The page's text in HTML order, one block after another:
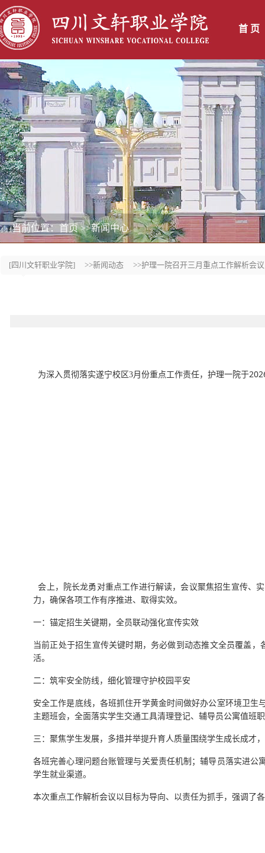
[四川文轩职业学院] >>新闻动态 >>护理一院召开三月重点工作解析会议
为深入贯彻落实遂宁校区3月份重点工作责任，护理一院于
会上，院长龙勇对重点工作进行解读，会议聚焦招生宣传、
力，确保各项工作有序推进、取得实效。
一： 锚定招生关键期，全员联动强化宣传实效
当前正处于招生宣传关键时期，务必做到动态推文全员覆盖
活。
二：筑牢安全防线，细化管理守护校园平安
安全工作是底线，各班抓住开学黄金时间做好办公室环境卫生
主题班会，全面落实学生交通工具清理登记、辅导员公寓值班
三：聚焦学生发展，多措并举提升育人质量围绕学生成长成才
各班完善心理问题台账管理与关爱责任机制；辅导员落实进公
学生就业渠道。
本次重点工作解析会议以目标为导向、以责任为抓手，强调了
当前位置：首页>>新闻中心
首 页